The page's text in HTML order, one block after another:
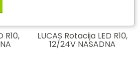
R10, LUCAS Rotacija LED R10,
12/24V NASADNA